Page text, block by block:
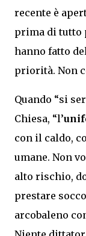
recente è
prima di tutto
hanno fatto
priorità. Non
Quando “si
Chiesa, “l’
con il caldo,
umane. Non
alto rischio,
prestare
arcobaleno